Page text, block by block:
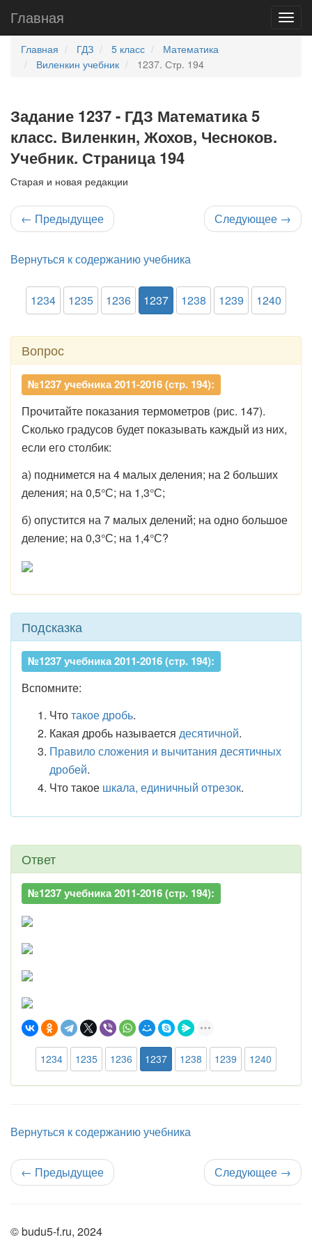
Главная
Главная ГДЗ 5 класс
Математика
Виленкин учебник
1237. Стр. 194
Задание 1237 - ГДЗ Математика 5
класс. Виленкин, Жохов, Чесноков.
Учебник. Страница 194
Старая и новая редакции
← Предыдущее Следующее →
Вернуться к содержанию учебника
1234 1235 1236 1237 1238 1239 1240
Вопрос
№1237 учебника 2011-2016 (стр. 194):
Прочитайте показания термометров (рис. 147).
Сколько градусов будет показывать каждый из них,
если его столбик:
а) поднимется на 4 малых деления; на 2 больших
деления; на 0,5°С; на 1,3°С;
б) опустится на 7 малых делений; на одно большое
деление; на 0,3°С; на 1,4°С?
Подсказка
№1237 учебника 2011-2016 (стр. 194):
Вспомните:
Чтотакое дробь.
Какая дробь называется десятичной.
Правило сложения и вычитания десятичных
дробей.
Что такое шкала, единичный отрезок.
Ответ
№1237 учебника 2011-2016 (стр. 194):
1234 1235 1236 1237 1238 1239 1240
Вернуться к содержанию учебника
← Предыдущее Следующее →
© budu5-f.ru, 2024